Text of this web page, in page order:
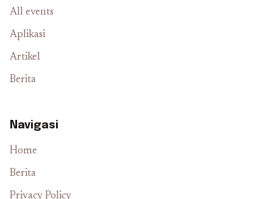
All events
Aplikasi
Artikel
Berita
Navigasi
Home
Berita
Privacy Policy